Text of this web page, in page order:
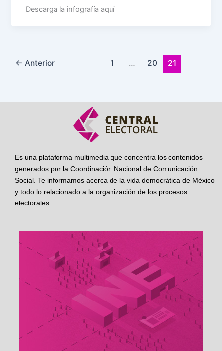
Descarga la infografía aquí
← Anterior 1 … 20 21
Es una plataforma multimedia que concentra los contenidos
generados por la Coordinación Nacional de Comunicación
Social. Te informamos acerca de la vida democrática de México
y todo lo relacionado a la organización de los procesos
electorales